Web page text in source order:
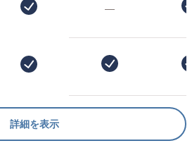
—
詳細を表示